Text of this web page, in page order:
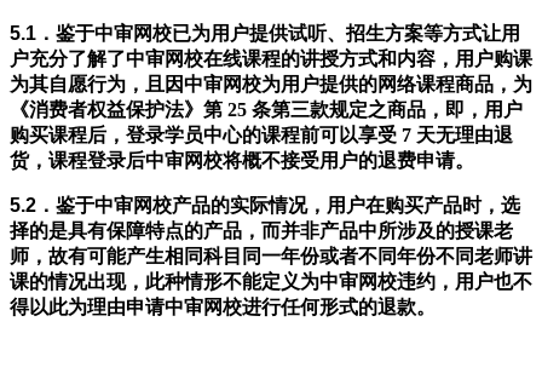
5.1． 鉴于中审网校已为用户提供试听、招生方案等方式让用
户充分了解了中审网校在线课程的讲授方式和内容，用户购课
为其自愿行为，且因中审网校为用户提供的网络课程商品，为
《消费者权益保护法》第 25 条第三款规定之商品，即，用户
购买课程后，登录学员中心的课程前可以享受 7 天无理由退
货，课程登录后中审网校将概不接受用户的退费申请。
5.2． 鉴于中审网校产品的实际情况，用户在购买产品时，选
择的是具有保障特点的产品，而并非产品中所涉及的授课老
师，故有可能产生相同科目同一年份或者不同年份不同老师讲
课的情况出现，此种情形不能定义为中审网校违约，用户也不
得以此为理由申请中审网校进行任何形式的退款。